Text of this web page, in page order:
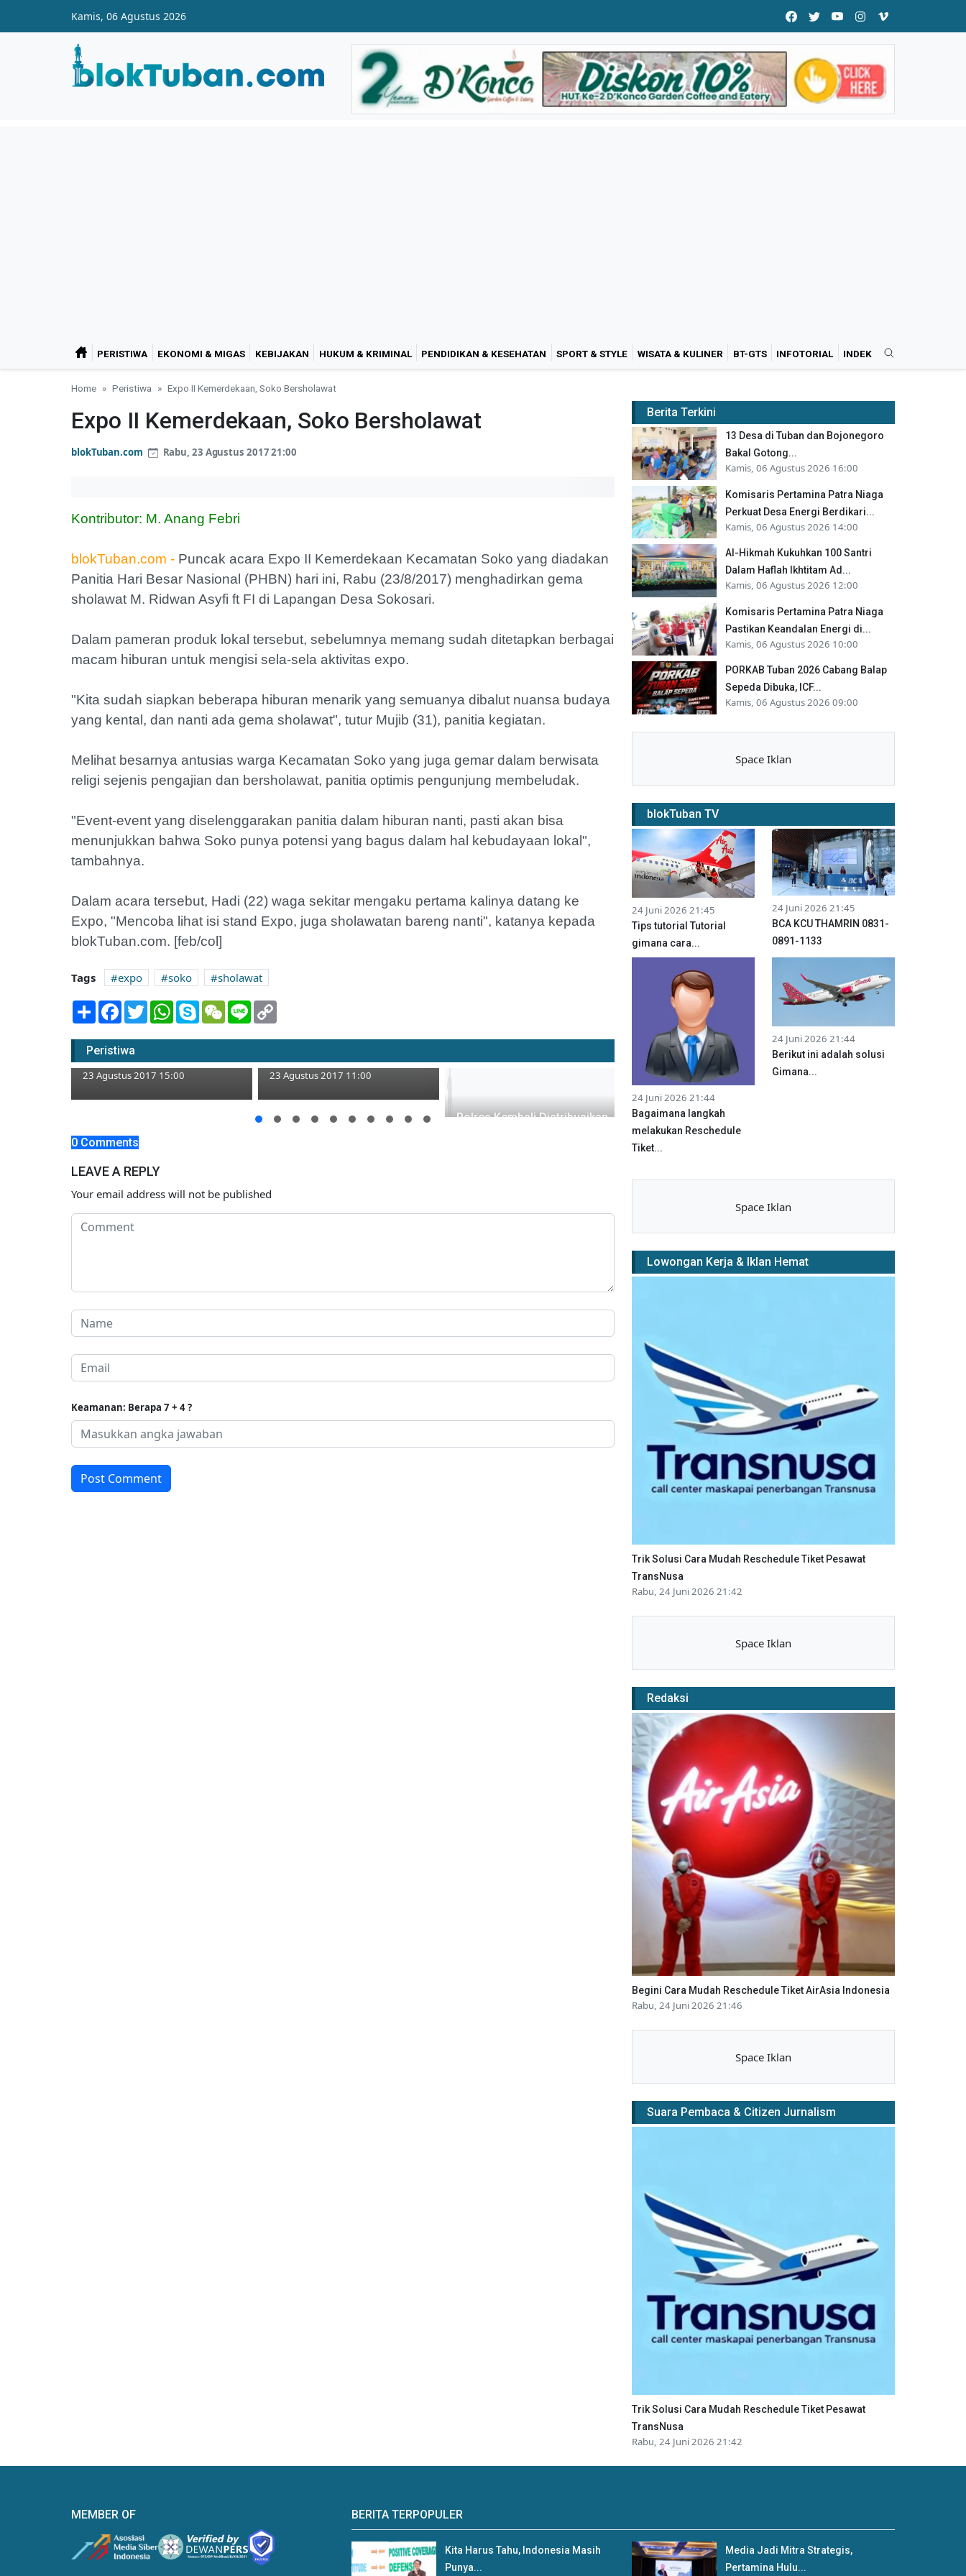
Kamis, 06 Agustus 2026
PERISTIWA EKONOMI & MIGAS KEBIJAKAN HUKUM & KRIMINAL PENDIDIKAN & KESEHATAN SPORT & STYLE WISATA & KULINER BT-GTS INFOTORIAL INDEK
Home Peristiwa Expo II Kemerdekaan, Soko Bersholawat
Expo II Kemerdekaan, Soko Bersholawat
blokTuban.com Rabu, 23 Agustus 2017 21:00
Kontributor: M. Anang Febri
blokTuban.com - Puncak acara Expo II Kemerdekaan Kecamatan Soko yang diadakan
Panitia Hari Besar Nasional (PHBN) hari ini, Rabu (23/8/2017) menghadirkan gema
sholawat M. Ridwan Asyfi ft FI di Lapangan Desa Sokosari.
Dalam pameran produk lokal tersebut, sebelumnya memang sudah ditetapkan berbagai
macam hiburan untuk mengisi sela-sela aktivitas expo.
"Kita sudah siapkan beberapa hiburan menarik yang semuanya dibalut nuansa budaya
yang kental, dan nanti ada gema sholawat", tutur Mujib (31), panitia kegiatan.
Melihat besarnya antusias warga Kecamatan Soko yang juga gemar dalam berwisata
religi sejenis pengajian dan bersholawat, panitia optimis pengunjung membeludak.
"Event-event yang diselenggarakan panitia dalam hiburan nanti, pasti akan bisa
menunjukkan bahwa Soko punya potensi yang bagus dalam hal kebudayaan lokal",
tambahnya.
Dalam acara tersebut, Hadi (22) waga sekitar mengaku pertama kalinya datang ke
Expo, "Mencoba lihat isi stand Expo, juga sholawatan bareng nanti", katanya kepada
blokTuban.com. [feb/col]
Tags expo soko
sholawat
Share Facebook
TwitterWhatsApp
SkypeWeChatLine
Peristiwa
Lupa Padamkan Api Saat
Masak, Rumah di Merakurak
Terbakar
23 Agustus 2017 15:00
Mobil Anggota TNI Dihantam
23 Agustus 2017 11:00
Polres Kembali Distribusikan
0 Comments
LEAVE A REPLY
Your email address will not be published
Keamanan: Berapa 7 + 4 ?
Post Comment
Berita Terkini
13 Desa di Tuban dan Bojonegoro
Bakal Gotong...
Kamis, 06 Agustus 2026 16:00
Komisaris Pertamina Patra Niaga
Perkuat Desa Energi Berdikari...
Kamis, 06 Agustus 2026 14:00
Al-Hikmah Kukuhkan 100 Santri
Dalam Haflah Ikhtitam Ad...
Kamis, 06 Agustus 2026 12:00
Komisaris Pertamina Patra Niaga
Pastikan Keandalan Energi di...
Kamis, 06 Agustus 2026 10:00
PORKAB Tuban 2026 Cabang Balap
Sepeda Dibuka, ICF...
Kamis, 06 Agustus 2026 09:00
Space Iklan
blokTuban TV
24 Juni 2026 21:45
Tips tutorial Tutorial
gimana cara...
24 Juni 2026 21:45
BCA KCU THAMRIN 0831-
0891-1133
24 Juni 2026 21:44
Bagaimana langkah
melakukan Reschedule
Tiket...
24 Juni 2026 21:44
Berikut ini adalah solusi
Gimana...
Space Iklan
Lowongan Kerja & Iklan Hemat
Trik Solusi Cara Mudah Reschedule Tiket Pesawat
TransNusa
Rabu, 24 Juni 2026 21:42
Space Iklan
Redaksi
Begini Cara Mudah Reschedule Tiket AirAsia Indonesia
Rabu, 24 Juni 2026 21:46
Space Iklan
Suara Pembaca & Citizen Jurnalism
Trik Solusi Cara Mudah Reschedule Tiket Pesawat
TransNusa
Rabu, 24 Juni 2026 21:42
MEMBER OF BERITA TERPOPULER
Kita Harus Tahu, Indonesia Masih
Punya...
Media Jadi Mitra Strategis,
Pertamina Hulu...